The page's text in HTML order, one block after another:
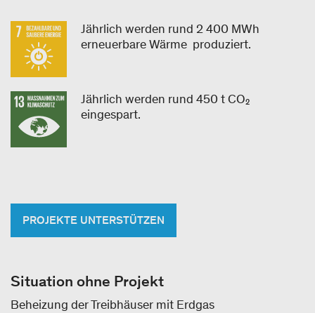
Jährlich werden rund 2 400 MWh
erneuerbare Wärme produziert.
Jährlich werden rund 450 t CO₂
eingespart.
PROJEKTE UNTERSTÜTZEN
Situation ohne Projekt
Beheizung der Treibhäuser mit Erdgas